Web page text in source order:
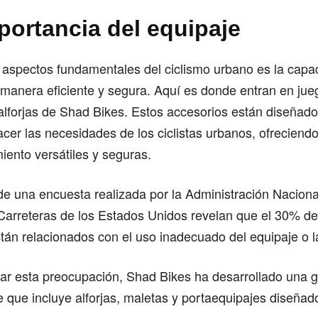
del equipaje
fundamentales del ciclismo urbano es la
eficiente y segura. Aquí es donde entran en
de Shad Bikes. Estos accesorios están
las necesidades de los ciclistas urbanos,
versátiles y seguras.
una encuesta realizada por la Administración
de los Estados Unidos revelan que el 30%
relacionados con el uso inadecuado del equipaje o
esta preocupación, Shad Bikes ha desarrollado una
que incluye alforjas, maletas y portaequipajes